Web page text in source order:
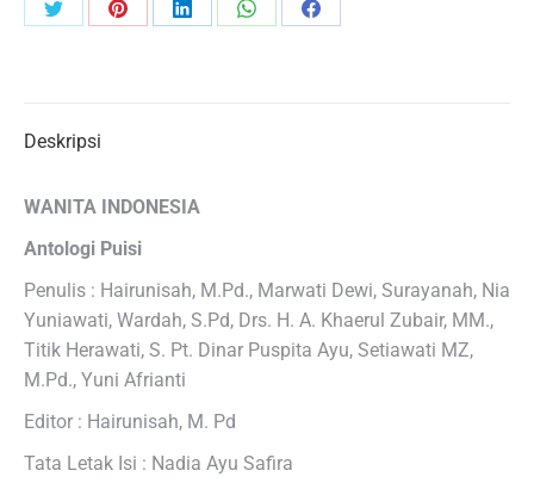
Share
Share
Share
Share
Share
Deskripsi
WANITA INDONESIA
Antologi Puisi
Penulis : Hairunisah, M.Pd., Marwati Dewi, Surayanah, Nia
Yuniawati, Wardah, S.Pd, Drs. H. A. Khaerul Zubair, MM.,
Titik Herawati, S. Pt. Dinar Puspita Ayu, Setiawati MZ,
M.Pd., Yuni Afrianti
Editor : Hairunisah, M. Pd
Tata Letak Isi : Nadia Ayu Safira